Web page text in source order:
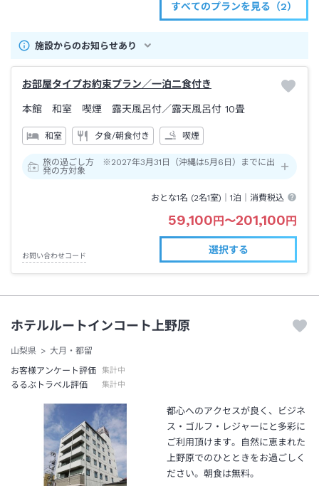
すべてのプランを見る（2）
施設からのお知らせあり
お部屋タイプお約束プラン／一泊二食付き
本館 和室 喫煙 露天風呂付／露天風呂付 10畳
和室 夕食/朝食付き 喫煙
旅の過ごし方 ※2027年3月31日（沖縄は5月6日）までに出
発の方対象
おとな1名 (2名1室)｜1泊 ｜消費税込
59,100 円 〜201,100 円
お問い合わせコード
選択する
ホテルルートインコート上野原
山梨県
大月・都留
お客様アンケート評価
集計中
るるぶトラベル評価 集計中
都心へのアクセスが良く、ビジネ
ス・ゴルフ・レジャーにと多彩に
ご利用頂けます。自然に恵まれた
上野原でのひとときをお過ごしく
ださい。朝食は無料。